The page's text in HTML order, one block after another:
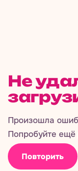
Не
Произошла
Попробуйте ещё
Повторить